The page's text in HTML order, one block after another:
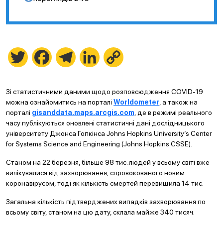
Twitter FacebookTelegramLinkedIn
Зі статистичними даними щодо розповсюдження COVID-19
можна ознайомитись на порталі Worldometer , а також на
порталі gisanddata.maps.arcgis.com , де в режимі реального
часу публікуються оновлені статистичні дані дослідницького
університету Джонса Гопкінса Johns Hopkins University’s Center
for Systems Science and Engineering (Johns Hopkins CSSE).
Станом на 22 березня, більше 98 тис. людей у всьому світі вже
вилікувалися від захворювання, спровокованого новим
коронавірусом, тоді як кількість смертей перевищила 14 тис.
Загальна кількість підтверджених випадків захворювання по
всьому світу, станом на цю дату, склала майже 340 тисяч.